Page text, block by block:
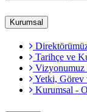
Kurumsal
Tarihçe ve
Yetki, Görev
Kurumsal -